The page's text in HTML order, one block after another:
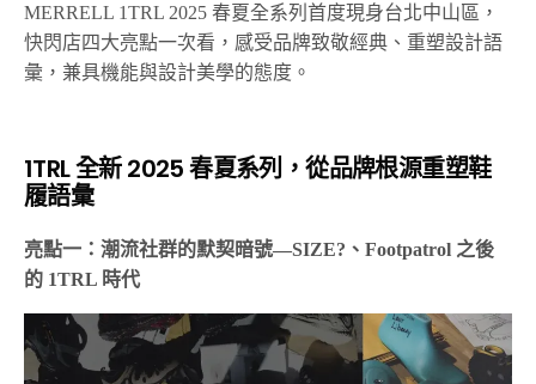
MERRELL 1TRL 2025 春夏全系列首度現身台北中山區，
快閃店四大亮點一次看，感受品牌致敬經典、重塑設計語
彙，兼具機能與設計美學的態度。
1TRL 全新 2025 春夏系列，從品牌根源重塑鞋
履語彙
亮點一：潮流社群的默契暗號—SIZE?、Footpatrol 之後
的 1TRL 時代